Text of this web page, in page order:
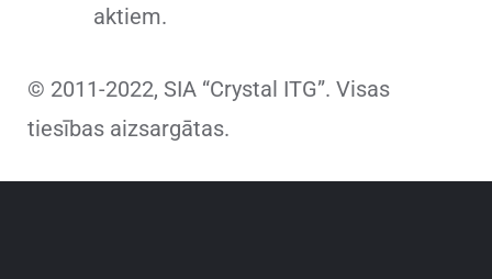
aktiem.
© 2011-2022, SIA “Crystal ITG”. Visas
tiesības aizsargātas.